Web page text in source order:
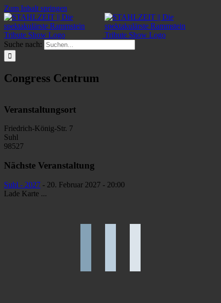
Zum Inhalt springen
Suche nach:
Congress Centrum
Veranstaltungsort
Friedrich-König-Str. 7
Suhl
98527
Nächste Veranstaltung
Suhl - 2027 - 20. Februar 2027 - 20:00
Lade Karte ...